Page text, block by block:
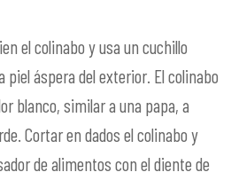
el colinabo y usa un cuchillo
piel áspera del exterior. El colinabo
blanco, similar a una papa, a
Cortar en dados el colinabo y
de alimentos con el diente de